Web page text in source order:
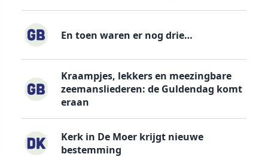
En toen waren er nog drie…
Kraampjes, lekkers en meezingbare
zeemansliederen: de Guldendag komt
eraan
Kerk in De Moer krijgt nieuwe
bestemming